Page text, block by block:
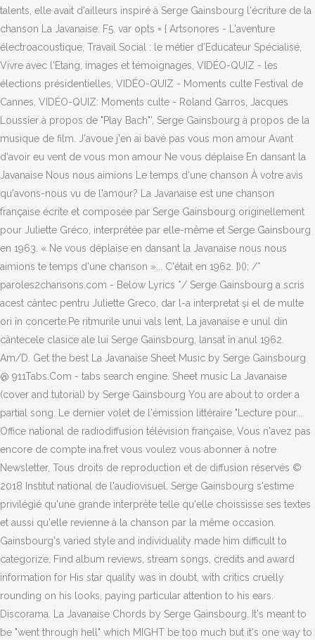
talents, elle avait d'ailleurs inspiré à Serge Gainsbourg l'écriture de la
chanson La Javanaise. F5. var opts = { Artsonores - L'aventure
électroacoustique, Travail Social : le métier d’Educateur Spécialisé,
Vivre avec l'Etang, images et témoignages, VIDÉO-QUIZ - les
élections présidentielles, VIDÉO-QUIZ - Moments culte Festival de
Cannes, VIDÉO-QUIZ: Moments culte - Roland Garros, Jacques
Loussier à propos de "Play Bach"', Serge Gainsbourg à propos de la
musique de film. J'avoue j'en ai bavé pas vous mon amour Avant
d'avoir eu vent de vous mon amour Ne vous déplaise En dansant la
Javanaise Nous nous aimions Le temps d'une chanson À votre avis
qu'avons-nous vu de l'amour? La Javanaise est une chanson
française écrite et composée par Serge Gainsbourg originellement
pour Juliette Gréco, interprétée par elle-même et Serge Gainsbourg
en 1963. « Ne vous déplaise en dansant la Javanaise nous nous
aimions te temps d'une chanson »... C'était en 1962. })(); /*
paroles2chansons.com - Below Lyrics */ Serge Gainsbourg a scris
acest cântec pentru Juliette Greco, dar l-a interpretat și el de multe
ori în concerte.Pe ritmurile unui vals lent, La javanaise e unul din
cântecele clasice ale lui Serge Gainsbourg, lansat în anul 1962.
Am/D. Get the best La Javanaise Sheet Music by Serge Gainsbourg
@ 911Tabs.Com - tabs search engine. Sheet music La Javanaise
(cover and tutorial) by Serge Gainsbourg You are about to order a
partial song. Le dernier volet de l'émission littéraire "Lecture pour...
Office national de radiodiffusion télévision française, Vous n'avez pas
encore de compte ina.fret vous voulez vous abonner à notre
Newsletter, Tous droits de reproduction et de diffusion réservés ©
2018 Institut national de l'audiovisuel. Serge Gainsbourg s'estime
privilégié qu'une grande interprète telle qu'elle choississe ses textes
et aussi qu'elle revienne à la chanson par la même occasion.
Gainsbourg's varied style and individuality made him difficult to
categorize. Find album reviews, stream songs, credits and award
information for His star quality was in doubt, with critics cruelly
rounding on his looks, paying particular attention to his ears.
Discorama. La Javanaise Chords by Serge Gainsbourg. It's meant to
be "went through hell" which MIGHT be too much but it's one way to